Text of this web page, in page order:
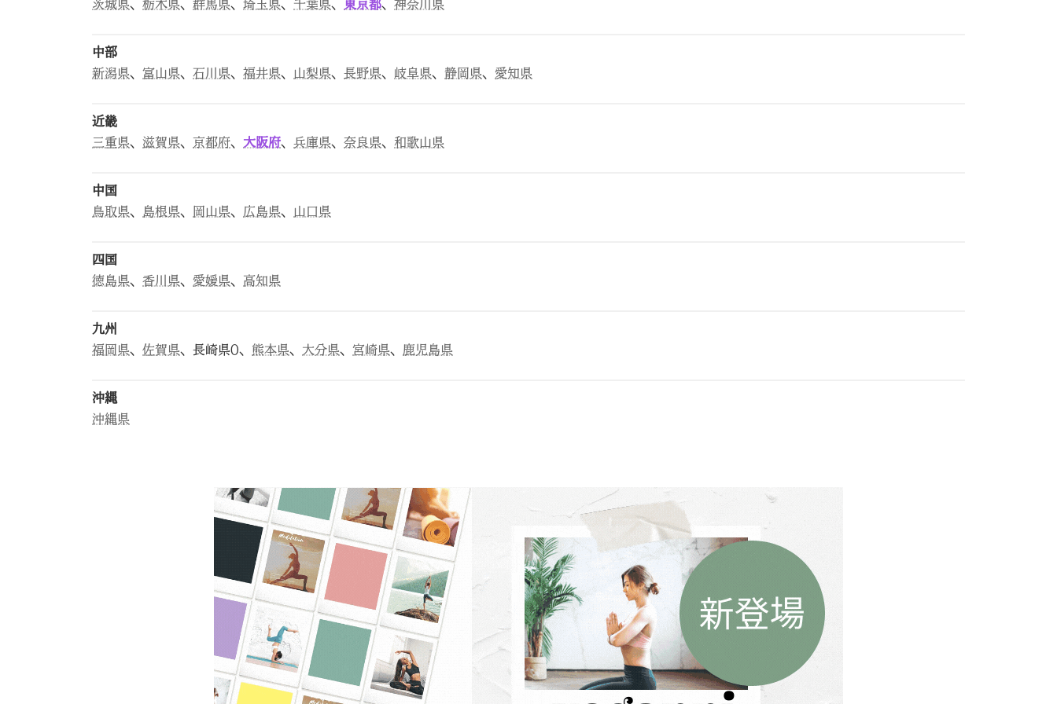
茨城県、 栃木県、 群馬県、 埼玉県、 千葉県、 東京都、 神奈川県
中部
新潟県、 富山県、 石川県、 福井県、 山梨県、 長野県、 岐阜県、 静岡県、 愛知県
近畿
三重県、 滋賀県、 京都府、 大阪府、 兵庫県、 奈良県、 和歌山県
中国
鳥取県、 島根県、 岡山県、 広島県、 山口県
四国
徳島県、 香川県、 愛媛県、 高知県
九州
福岡県、 佐賀県、長崎県0、 熊本県、 大分県、 宮崎県、 鹿児島県
沖縄
沖縄県